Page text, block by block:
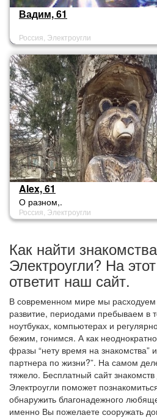
Вадим, 61
Россия, Электроугли
Alex, 61
О разном,.
Россия, Электроугли
Как найти
Электроугли? На
ответит наш сайт.
В современном мире мы расходуем
развитие, периодами пребываем в
ноутбуках, компьютерах и
бежим, гонимся. А как
фразы “нету время на знакомства”
партнера по жизни?”. На самом
тяжело. Бесплатный сайт
Электроугли поможет
обнаружить благонадежного
именно Вы пожелаете сооружать